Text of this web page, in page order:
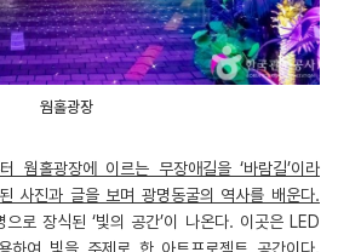
웜홀광장
웜홀광장에 이르는 무장애길을 ‘바람길’이라
사진과 글을 보며 광명동굴의 역사를 배운다.
로 장식된 ‘빛의 공간’이 나온다. 이곳은 LED